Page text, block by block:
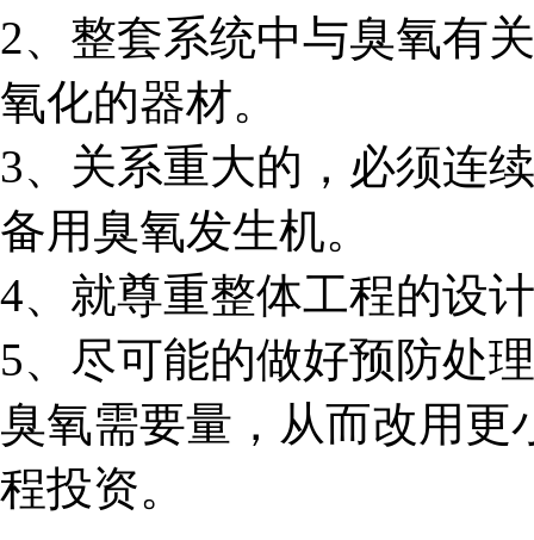
2、整套系统中与臭氧有
氧化的器材。
3、关系重大的，必须连
备用臭氧发生机。
4、就尊重整体工程的设
5、尽可能的做好预防处
臭氧需要量，从而改用更
程投资。